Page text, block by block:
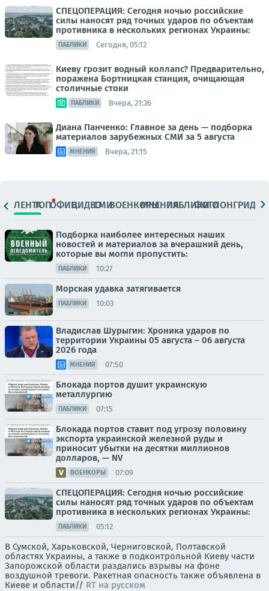
СПЕЦОПЕРАЦИЯ: Сегодня ночью российские
силы наносят ряд точных ударов по объектам
противника в нескольких регионах Украины:
ПАБЛИКИ Сегодня, 05:12
Киеву грозит водный коллапс? Предварительно,
поражена Бортницкая станция, очищающая
столичные стоки
ПАБЛИКИ Вчера, 21:36
Диана Панченко: Главное за день — подборка
материалов зарубежных СМИ за 5 августа
МНЕНИЯ Вчера, 21:15
ЛЕНТАТОПОФИЦ.ВИДЕОСМИВОЕНКОРЫМНЕНИЯПАБЛИКИ
ФОТОЛОНГРИДЫ
Подборка наиболее интересных наших
новостей и материалов за вчерашний день,
которые вы могли пропустить:
ПАБЛИКИ 10:27
Морская удавка затягивается
ПАБЛИКИ 10:03
Владислав Шурыгин: Хроника ударов по
территории Украины 05 августа – 06 августа
2026 года
МНЕНИЯ 07:50
Блокада портов душит украинскую
металлургию
ПАБЛИКИ 07:15
Блокада портов ставит под угрозу половину
экспорта украинской железной руды и
приносит убытки на десятки миллионов
долларов, — NV
ВОЕНКОРЫ 07:09
СПЕЦОПЕРАЦИЯ: Сегодня ночью российские
силы наносят ряд точных ударов по объектам
противника в нескольких регионах Украины:
ПАБЛИКИ 05:12
В Сумской, Харьковской, Черниговской, Полтавской
областях Украины, а также в подконтрольной Киеву части
Запорожской области раздались взрывы на фоне
воздушной тревоги. Ракетная опасность также объявлена в
Киеве и области// RT на русском